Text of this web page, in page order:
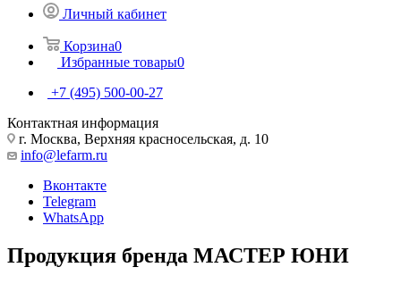
Личный кабинет
Корзина0
Избранные товары0
+7 (495) 500-00-27
Контактная информация
г. Москва, Верхняя красносельская, д. 10
info@lefarm.ru
Вконтакте
Telegram
WhatsApp
Продукция бренда МАСТЕР ЮНИ